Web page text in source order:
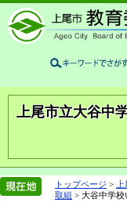
上尾市立大谷中
トップページ >
取組 > 大谷中学校